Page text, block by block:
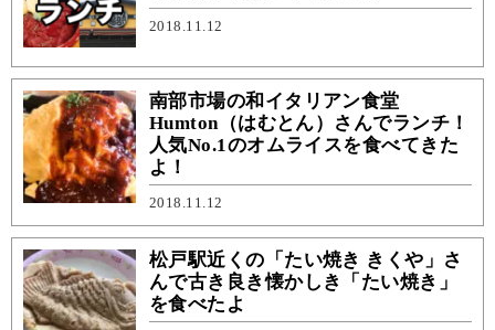
2018.11.12
南部市場の和イタリアン食堂
Humton（はむとん）さんでランチ！
人気No.1のオムライスを食べてきた
よ！
2018.11.12
松戸駅近くの「たい焼き きくや」さ
んで古き良き懐かしき「たい焼き」
を食べたよ